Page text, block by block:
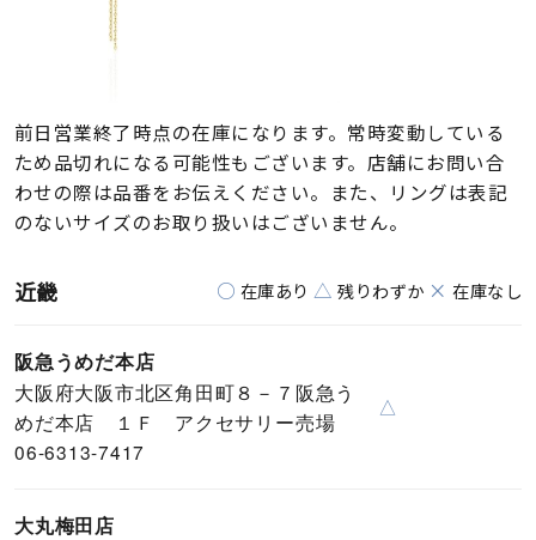
前日営業終了時点の在庫になります。常時変動している
ため品切れになる可能性もございます。店舗にお問い合
わせの際は品番をお伝えください。また、リングは表記
のないサイズのお取り扱いはございません。
○ 在庫あり △ 残りわずか × 在庫なし
近畿
阪急うめだ本店
大阪府大阪市北区角田町８－７阪急う
めだ本店 １Ｆ アクセサリー売場
06-6313-7417
△
大丸梅田店